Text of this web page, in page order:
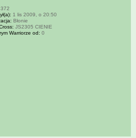
372
1 lis 2009, o 20:50
Błonie
JS2305 CIENIE
Warriorze od: 0